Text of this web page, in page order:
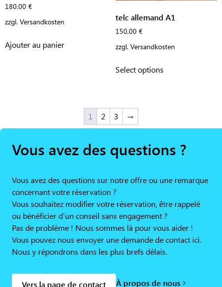
180,00 €
zzgl. Versandkosten
Ajouter au panier
telc allemand A1
150,00 €
zzgl. Versandkosten
Select options
1 2 3 →
Vous avez des questions ?
Vous avez des questions sur notre offre ou une remarque
concernant votre réservation ?
Vous souhaitez modifier votre réservation, être rappelé
ou bénéficier d’un conseil sans engagement ?
Pas de problème ! Nous sommes là pour vous aider !
Vous pouvez nous envoyer une demande de contact ici.
Nous y répondrons dans les plus brefs délais.
Vers la page de contact À propos de nous